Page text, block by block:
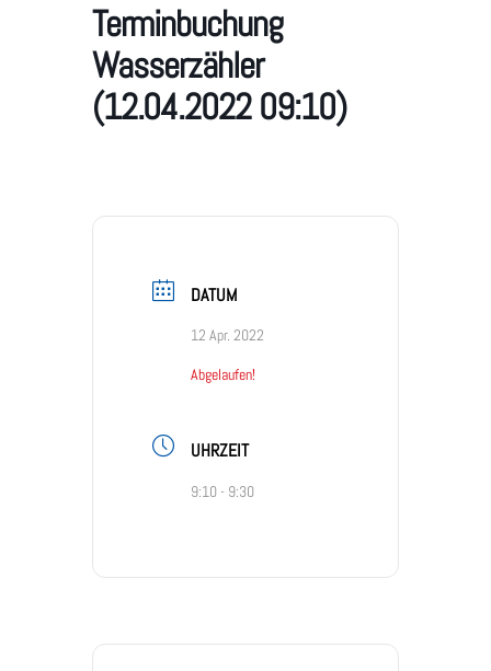
Terminbuchung
Wasserzähler
(12.04.2022 09:10)
DATUM
12 Apr. 2022
Abgelaufen!
UHRZEIT
9:10 - 9:30